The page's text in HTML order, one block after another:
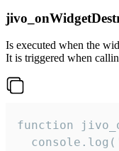
Is executed when the
It is triggered when
function